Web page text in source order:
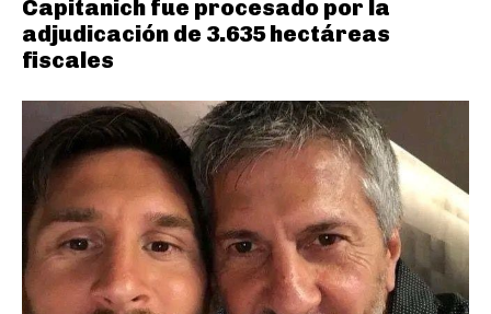
Capitanich fue procesado por la
adjudicación de 3.635 hectáreas
fiscales